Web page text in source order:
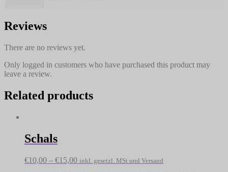
Reviews
There are no reviews yet.
Only logged in customers who have purchased this product may
leave a review.
Related products
Schals
€10,00 – €15,00 inkl. gesetzl. MSt und Versand